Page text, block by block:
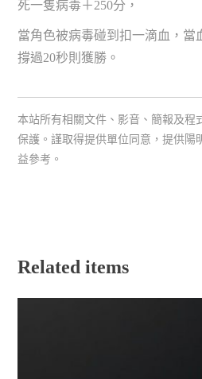
死一隻病毒＋250分，
當角色被病毒碰到扣一滴血，當
撐過20秒則獲勝。
本站所有相關文件、影音、簡報及程
保護。謹取得提供單位同意，提供陽
益參考。
Related items